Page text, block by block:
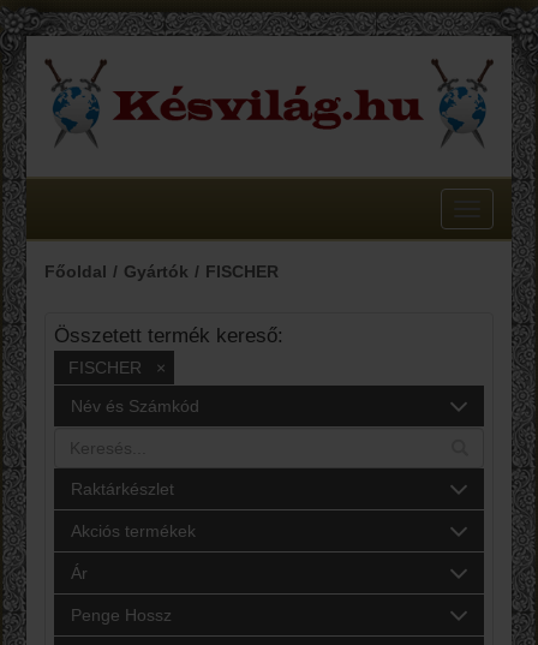
Toggle
Főoldal
Gyártók FISCHER
Összetett termék kereső:
FISCHER
×
Név és Számkód
Raktárkészlet
Akciós termékek
Ár
Penge Hossz